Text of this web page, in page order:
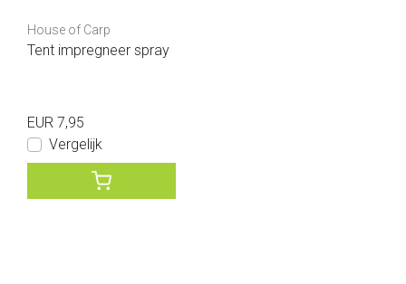
House of Carp
Tent impregneer spray
EUR 7,95
Vergelijk